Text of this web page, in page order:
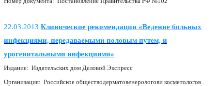
22.03.2013 Клинические рекомендации «Ведение больных
инфекциями, передаваемыми половым путем, и
урогенитальными инфекциями»
Издание: Издательских дом Деловой Экспресс
Организация: Российское обществодерматовенерологови косметологов